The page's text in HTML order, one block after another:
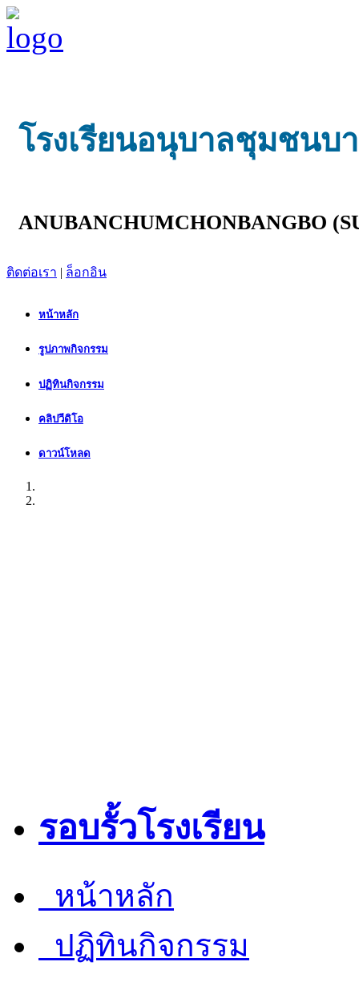
โรงเรียนอนุบาลชุมชนบ
ANUBANCHUMCHONBANGBO
ติดต่อเรา | ล็อกอิน
หน้าหลัก
รูปภาพกิจกรรม
ปฏิทินกิจกรรม
คลิปวีดิโอ
ดาวน์โหลด
รอบรั้วโรงเรียน
หน้าหลัก
ปฏิทินกิจกรรม